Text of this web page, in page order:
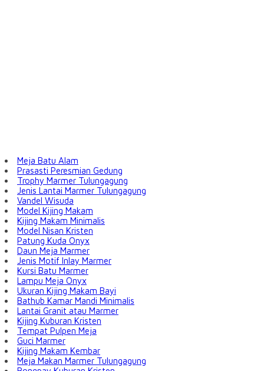
Meja Batu Alam
Prasasti Peresmian Gedung
Trophy Marmer Tulungagung
Jenis Lantai Marmer Tulungagung
Vandel Wisuda
Model Kijing Makam
Kijing Makam Minimalis
Model Nisan Kristen
Patung Kuda Onyx
Daun Meja Marmer
Jenis Motif Inlay Marmer
Kursi Batu Marmer
Lampu Meja Onyx
Ukuran Kijing Makam Bayi
Bathub Kamar Mandi Minimalis
Lantai Granit atau Marmer
Kijing Kuburan Kristen
Tempat Pulpen Meja
Guci Marmer
Kijing Makam Kembar
Meja Makan Marmer Tulungagung